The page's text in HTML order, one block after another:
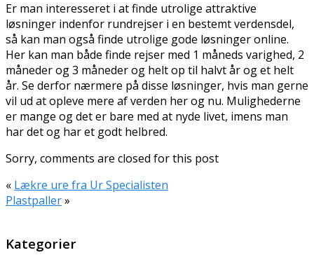
Er man interesseret i at finde utrolige attraktive
løsninger indenfor rundrejser i en bestemt verdensdel,
så kan man også finde utrolige gode løsninger online.
Her kan man både finde rejser med 1 måneds varighed, 2
måneder og 3 måneder og helt op til halvt år og et helt
år. Se derfor nærmere på disse løsninger, hvis man gerne
vil ud at opleve mere af verden her og nu. Mulighederne
er mange og det er bare med at nyde livet, imens man
har det og har et godt helbred.
Sorry, comments are closed for this post
« Lækre ure fra Ur Specialisten
Plastpaller»
Kategorier